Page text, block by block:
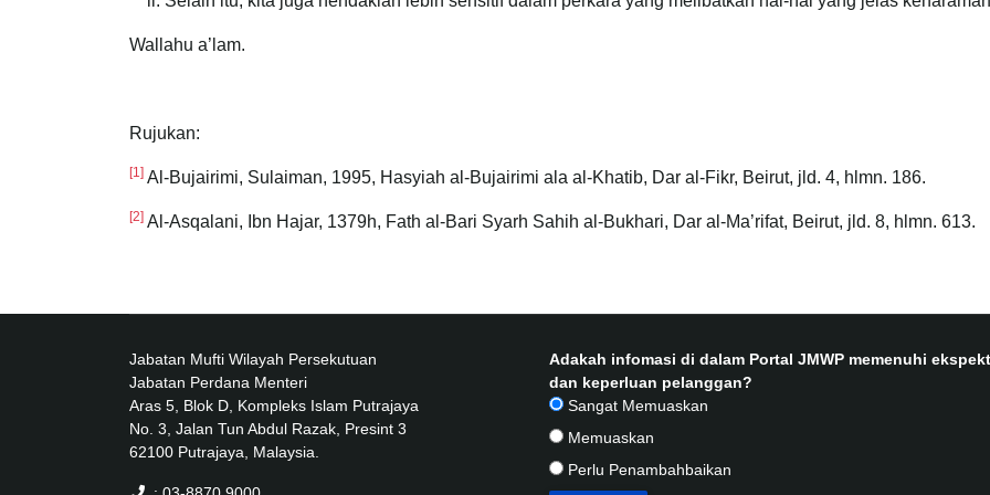
Wallahu a’lam.
Rujukan:
[1] Al-Bujairimi, Sulaiman, 1995, Hasyiah al-Bujairimi ala al-Khatib, Dar al-Fikr, Beirut, jld. 4, hlmn. 186.
[2] Al-Asqalani, Ibn Hajar, 1379h, Fath al-Bari Syarh Sahih al-Bukhari, Dar al-Ma’rifat, Beirut, jld. 8, hlmn. 613.
Jabatan Mufti Wilayah Persekutuan
Jabatan Perdana Menteri
Aras 5, Blok D, Kompleks Islam Putrajaya
No. 3, Jalan Tun Abdul Razak, Presint 3
62100 Putrajaya, Malaysia.
Adakah infomasi di dalam Portal JMWP memenuhi
dan keperluan pelanggan?
Sangat Memuaskan
Memuaskan
Perlu Penambahbaikan